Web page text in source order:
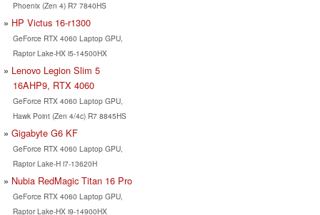
Phoenix (Zen 4) R7 7840HS
HP Victus 16-r1300
GeForce RTX 4060 Laptop GPU,
Raptor Lake-HX i5-14500HX
Lenovo Legion Slim 5
16AHP9, RTX 4060
GeForce RTX 4060 Laptop GPU,
Hawk Point (Zen 4/4c) R7 8845HS
Gigabyte G6 KF
GeForce RTX 4060 Laptop GPU,
Raptor Lake-H i7-13620H
Nubia RedMagic Titan 16 Pro
GeForce RTX 4060 Laptop GPU,
Raptor Lake-HX i9-14900HX